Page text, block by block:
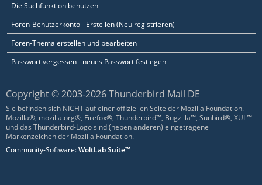
Die Suchfunktion benutzen
Foren-Benutzerkonto - Erstellen (Neu registrieren)
Foren-Thema erstellen und bearbeiten
Passwort vergessen - neues Passwort festlegen
Copyright © 2003-2026 Thunderbird Mail DE
Sie befinden sich NICHT auf einer offiziellen Seite der Mozilla Foundation.
Mozilla®, mozilla.org®, Firefox®, Thunderbird™, Bugzilla™, Sunbird®, XUL™
und das Thunderbird-Logo sind (neben anderen) eingetragene
Markenzeichen der Mozilla Foundation.
Community-Software:WoltLab Suite™